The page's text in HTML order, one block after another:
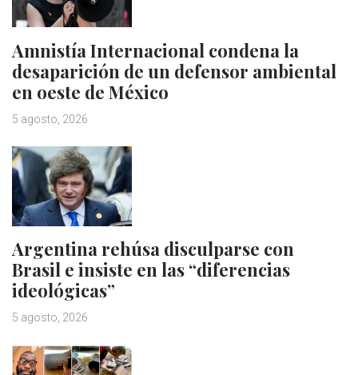
Amnistía Internacional condena la
desaparición de un defensor ambiental
en oeste de México
5 agosto, 2026
Argentina rehúsa disculparse con
Brasil e insiste en las “diferencias
ideológicas”
5 agosto, 2026